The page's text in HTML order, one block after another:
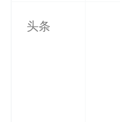
头条